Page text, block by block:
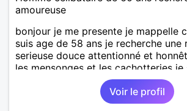
amoureuse
bonjour je me presente je mappelle
suis age de 58 ans je recherche une
serieuse douce attentionné et
les mensonges et les cachotteries je
sensible doux câlin et franc. PS je
Marseille mes fans de l'équipe de
département de la Nièvre 58
Voir le profil